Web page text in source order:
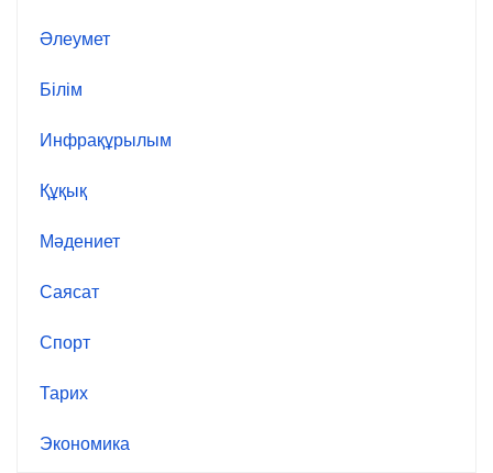
Әлеумет
Білім
Инфрақұрылым
Құқық
Мәдениет
Саясат
Спорт
Тарих
Экономика